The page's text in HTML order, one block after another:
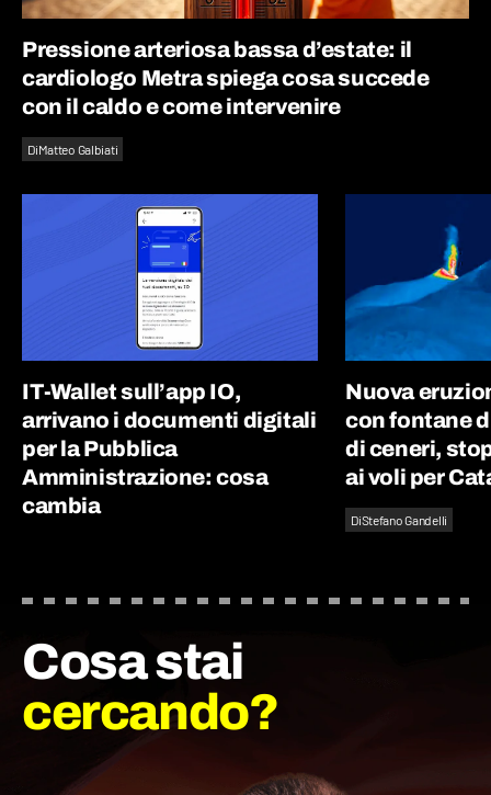
Pressione arteriosa bassa d’estate: il
cardiologo Metra spiega cosa succede
con il caldo e come intervenire
DiMatteo Galbiati
IT-Wallet sull’app IO,
arrivano i documenti digitali
per la Pubblica
Amministrazione: cosa
cambia
Nuova
con fontane
di ceneri,
ai voli per
DiStefano Gandelli
Cosa stai
cercando?